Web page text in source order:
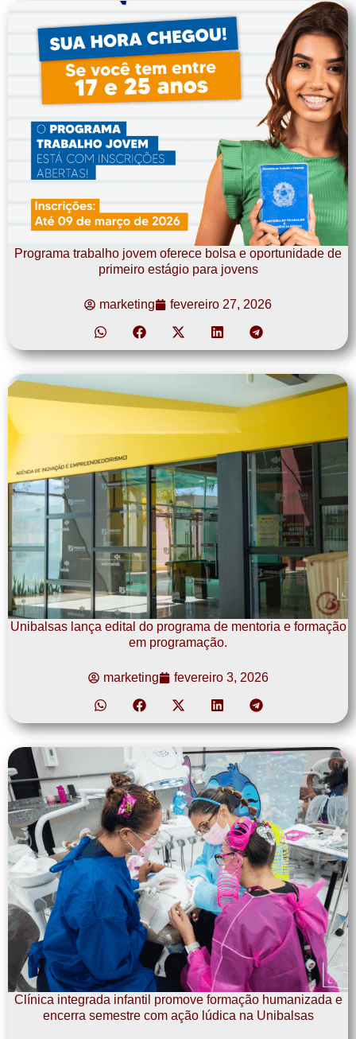
Programa trabalho jovem oferece bolsa e oportunidade de
primeiro estágio para jovens
marketing fevereiro 27, 2026
Unibalsas lança edital do programa de mentoria e formação
em programação.
marketing fevereiro 3, 2026
Clínica integrada infantil promove formação humanizada e
encerra semestre com ação lúdica na Unibalsas